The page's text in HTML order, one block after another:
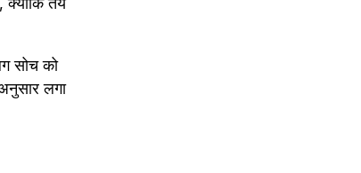
सोच को
लगा